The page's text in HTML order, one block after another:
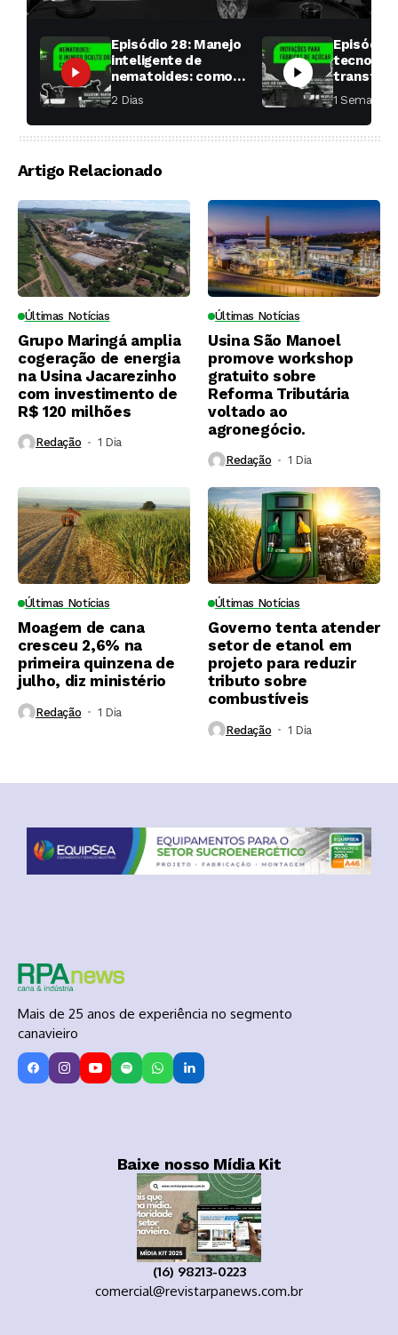
Episódio 28: Manejo
inteligente de
nematoides: como
aumentar a
produtividade das
soqueiras?
2 Dias ⁮
Episódio
fábricas
1 Semana ⁮
Artigo Relacionado
Últimas Notícias
Grupo Maringá amplia
cogeração de energia
na Usina Jacarezinho
com investimento de
R$ 120 milhões
Redação 1 Dia ⁮
Últimas Notícias
Usina São Manoel
promove workshop
gratuito sobre
Reforma Tributária
voltado ao
agronegócio.
Redação 1 Dia ⁮
Últimas Notícias
Moagem de cana
cresceu 2,6% na
primeira quinzena de
julho, diz ministério
Redação 1 Dia ⁮
Últimas Notícias
Governo tenta atender
setor de etanol em
projeto para reduzir
tributo sobre
combustíveis
Redação 1 Dia ⁮
Mais de 25 anos de experiência no segmento
canavieiro
Baixe nosso Mídia Kit
(16) 98213-0223
comercial@revistarpanews.com.br